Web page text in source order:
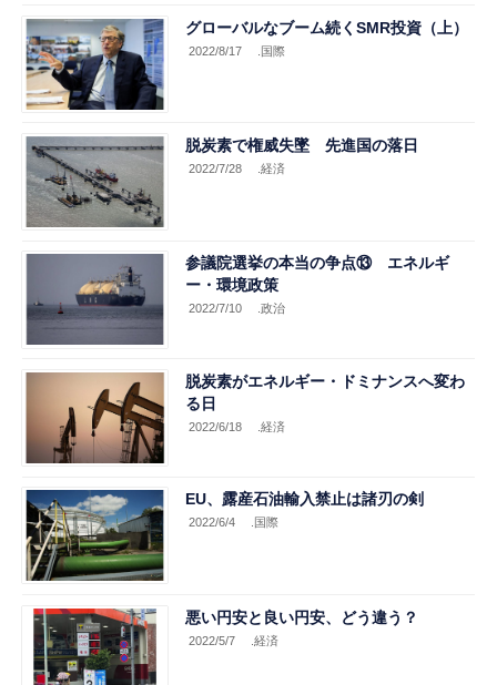
グローバルなブーム続くSMR投資（上）
2022/8/17 .国際
脱炭素で権威失墜 先進国の落日
2022/7/28 .経済
参議院選挙の本当の争点⑬ エネルギ
ー・環境政策
2022/7/10 .政治
脱炭素がエネルギー・ドミナンスへ変わ
る日
2022/6/18 .経済
EU、露産石油輸入禁止は諸刃の剣
2022/6/4 .国際
悪い円安と良い円安、どう違う？
2022/5/7 .経済